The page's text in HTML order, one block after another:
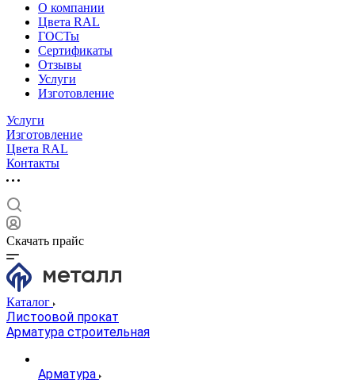
О компании
Цвета RAL
ГОСТы
Сертификаты
Отзывы
Услуги
Изготовление
Услуги
Изготовление
Цвета RAL
Контакты
Скачать прайс
Каталог
Листоовой прокат
Арматура строительная
Арматура